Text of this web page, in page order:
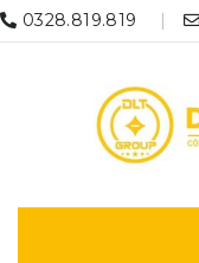
0328.819.819